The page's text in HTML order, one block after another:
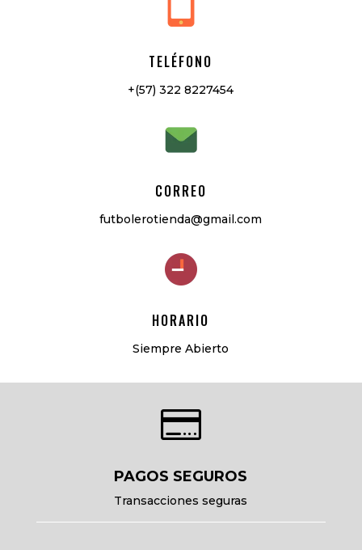
TELÉFONO
+(57) 322 8227454
CORREO
futbolerotienda@gmail.com
HORARIO
Siempre Abierto

PAGOS SEGUROS
Transacciones seguras